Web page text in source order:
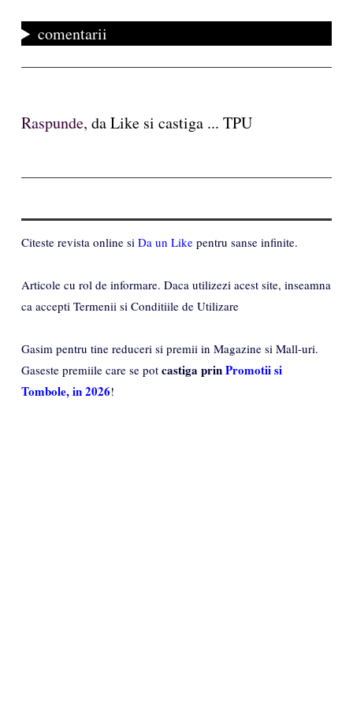
comentarii
Raspunde, da Like si castiga ... TPU
Citeste revista online si Da un Like pentru sanse infinite.
Articole cu rol de informare. Daca utilizezi acest site, inseamna
ca accepti Termenii si Conditiile de Utilizare
Gasim pentru tine reduceri si premii in Magazine si Mall-uri.
Gaseste premiile care se pot castiga prinPromotii si
Tombole, in 2026!